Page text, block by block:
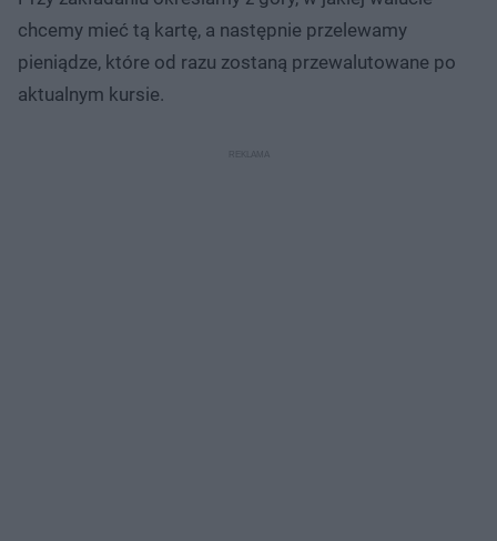
chcemy mieć tą kartę, a następnie przelewamy
pieniądze, które od razu zostaną przewalutowane po
aktualnym kursie.